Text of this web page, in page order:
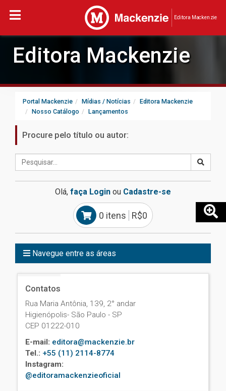
Editora Mackenzie
Editora Mackenzie
Portal Mackenzie Mídias / Notícias
Editora Mackenzie
Nosso Catálogo
Lançamentos
Procure pelo título ou autor:
Olá, faça Login ou Cadastre-se
0 itens R$0
Navegue entre as áreas
Contatos
Rua Maria Antônia, 139, 2° andar
Higienópolis- São Paulo - SP
CEP 01222-010
E-mail: editora@mackenzie.br
Tel.: +55 (11) 2114-8774
Instagram:
@editoramackenzieoficial